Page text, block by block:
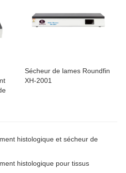
Sécheur de lames Roundfin
XH-2001
histologique et sécheur de
histologique pour tissus